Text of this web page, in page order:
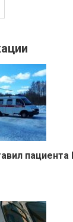
пациента